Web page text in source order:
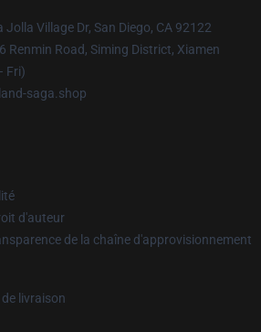
Jolla Village Dr, San Diego, CA 92122
Renmin Road, Siming District, Xiamen
Fri)
saga.shop
d'auteur
de la chaîne d'approvisionnement
livraison